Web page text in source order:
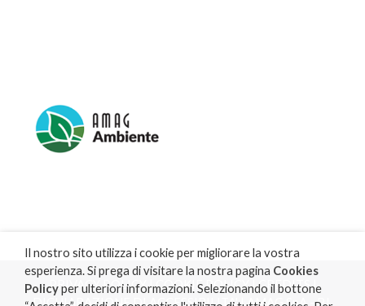
PRIVACY POLICY|COOKIE POLICY|CREDITS|
DICHIARAZIONE DI ACCESSIBILITA'| AMAG SpA - P.I.
Il nostro sito utilizza i cookie per migliorare la vostra
esperienza. Si prega di visitare la nostra pagina Cookies
Policyper ulteriori informazioni. Selezionando il bottone